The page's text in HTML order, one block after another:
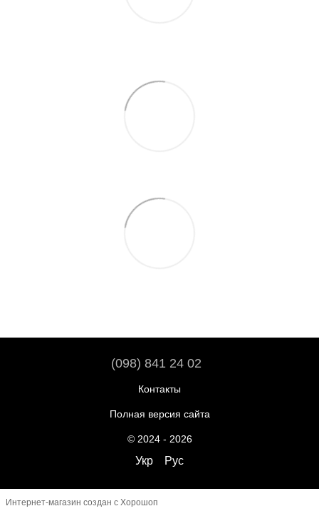
(098) 841 24 02
Контакты
Полная версия сайта
© 2024 - 2026
Укр Рус
Интернет-магазин создан с Хорошоп